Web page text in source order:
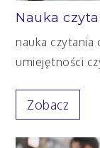
Nauka
nauka
umiejętności
Zobacz